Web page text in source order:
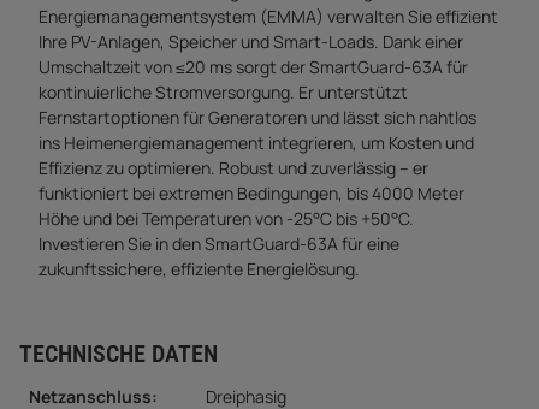
Energiemanagementsystem (EMMA) verwalten Sie effizient
Ihre PV-Anlagen, Speicher und Smart-Loads. Dank einer
Umschaltzeit von ≤20 ms sorgt der SmartGuard-63A für
kontinuierliche Stromversorgung. Er unterstützt
Fernstartoptionen für Generatoren und lässt sich nahtlos
ins Heimenergiemanagement integrieren, um Kosten und
Effizienz zu optimieren. Robust und zuverlässig – er
funktioniert bei extremen Bedingungen, bis 4000 Meter
Höhe und bei Temperaturen von -25°C bis +50°C.
Investieren Sie in den SmartGuard-63A für eine
zukunftssichere, effiziente Energielösung.
TECHNISCHE DATEN
Netzanschluss:
Dreiphasig